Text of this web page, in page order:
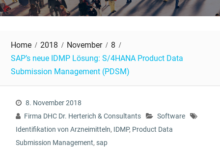
Home 2018 November
8
SAP’s neue IDMP Lösung: S/4HANA Product Data
Submission Management (PDSM)
8. November 2018
Firma DHC Dr. Herterich & Consultants
Software
Identifikation von Arzneimitteln, IDMP, Product Data
Submission Management, sap